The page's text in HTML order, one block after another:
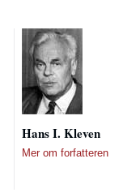
Hans I. Kleven
Mer om forfatteren